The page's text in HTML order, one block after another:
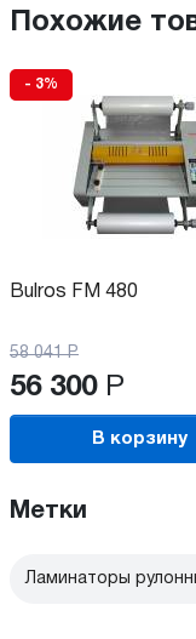
Похожие
- 3%
Bulros FM 480
58 041 Р
56 300 Р
В корзину
Метки
Ламинаторы